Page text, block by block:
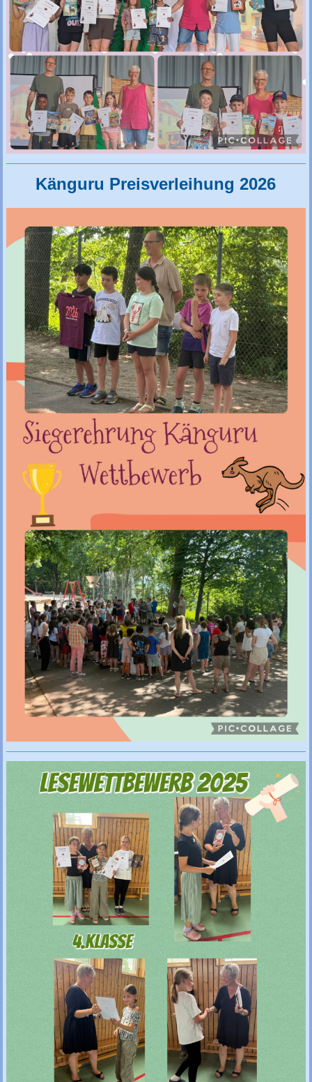
Känguru Preisverleihung 2026